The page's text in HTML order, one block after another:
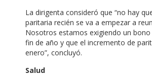
La dirigenta consideró que “no hay
paritaria recién se va a empezar a
Nosotros estamos exigiendo un
fin de año y que el incremento de
enero”, concluyó.
Salud